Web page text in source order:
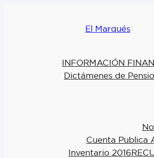
El Marqués
INFORMACIÓN
Dictámenes de
Cuenta Publica
Inventario 2016